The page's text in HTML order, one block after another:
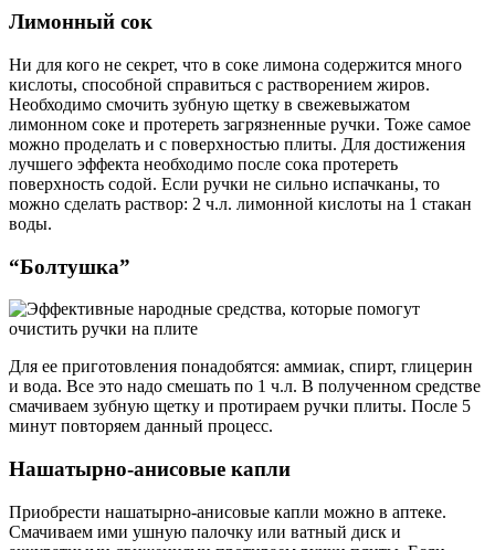
Лимонный сок
Ни для кого не секрет, что в соке лимона содержится много
кислоты, способной справиться с растворением жиров.
Необходимо смочить зубную щетку в свежевыжатом
лимонном соке и протереть загрязненные ручки. Тоже самое
можно проделать и с поверхностью плиты. Для достижения
лучшего эффекта необходимо после сока протереть
поверхность содой. Если ручки не сильно испачканы, то
можно сделать раствор: 2 ч.л. лимонной кислоты на 1 стакан
воды.
“Болтушка”
Для ее приготовления понадобятся: аммиак, спирт, глицерин
и вода. Все это надо смешать по 1 ч.л. В полученном средстве
смачиваем зубную щетку и протираем ручки плиты. После 5
минут повторяем данный процесс.
Нашатырно-анисовые капли
Приобрести нашатырно-анисовые капли можно в аптеке.
Смачиваем ими ушную палочку или ватный диск и